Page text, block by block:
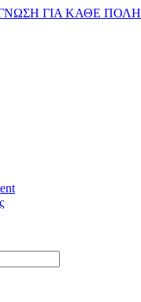
ΓΙΑ ΚΑΘΕ ΠΟΛΗ